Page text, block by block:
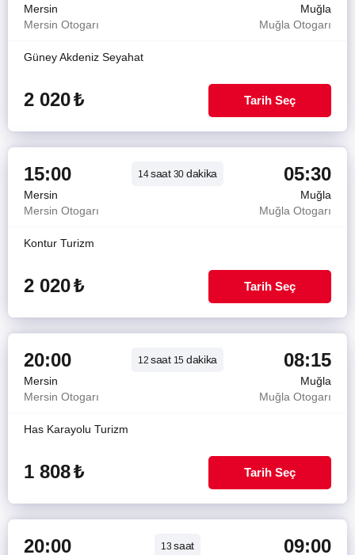
Mersin
Muğla
Mersin Otogarı
Muğla Otogarı
Güney Akdeniz Seyahat
2 020₺ Tarih Seç
15:00 14saat30 dakika 05:30
Mersin
Muğla
Mersin Otogarı
Muğla Otogarı
Kontur Turizm
2 020₺ Tarih Seç
20:00 12saat15 dakika 08:15
Mersin
Muğla
Mersin Otogarı
Muğla Otogarı
Has Karayolu Turizm
1 808₺ Tarih Seç
20:00 13saat 09:00